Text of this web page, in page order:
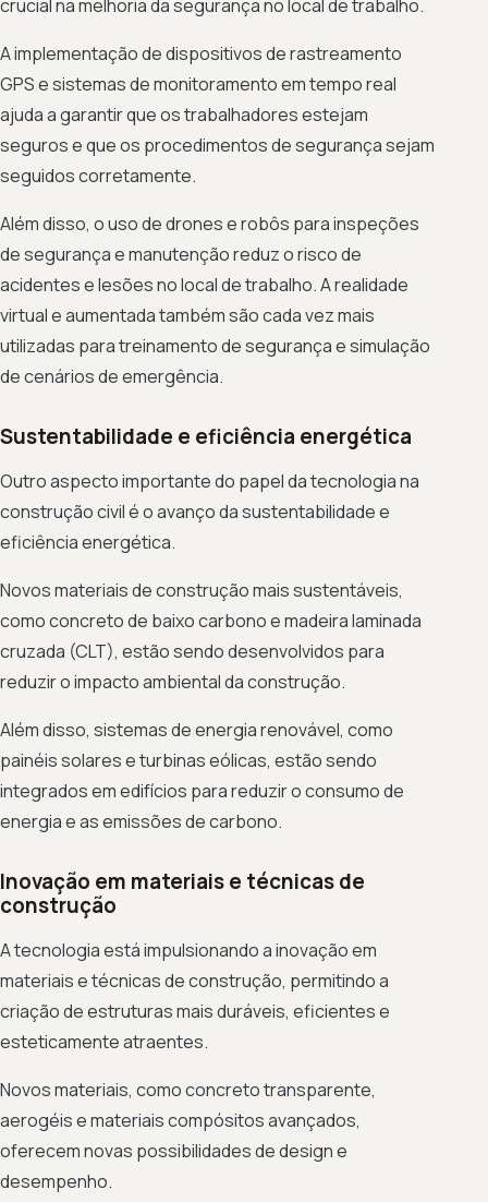
crucial na melhoria da segurança no local de trabalho.
A implementação de dispositivos de rastreamento
GPS e sistemas de monitoramento em tempo real
ajuda a garantir que os trabalhadores estejam
seguros e que os procedimentos de segurança sejam
seguidos corretamente.
Além disso, o uso de drones e robôs para inspeções
de segurança e manutenção reduz o risco de
acidentes e lesões no local de trabalho. A realidade
virtual e aumentada também são cada vez mais
utilizadas para treinamento de segurança e simulação
de cenários de emergência.
Sustentabilidade e eficiência energética
Outro aspecto importante do papel da tecnologia na
construção civil é o avanço da sustentabilidade e
eficiência energética.
Novos materiais de construção mais sustentáveis,
como concreto de baixo carbono e madeira laminada
cruzada (CLT), estão sendo desenvolvidos para
reduzir o impacto ambiental da construção.
Além disso, sistemas de energia renovável, como
painéis solares e turbinas eólicas, estão sendo
integrados em edifícios para reduzir o consumo de
energia e as emissões de carbono.
Inovação em materiais e técnicas de
construção
A tecnologia está impulsionando a inovação em
materiais e técnicas de construção, permitindo a
criação de estruturas mais duráveis, eficientes e
esteticamente atraentes.
Novos materiais, como concreto transparente,
aerogéis e materiais compósitos avançados,
oferecem novas possibilidades de design e
desempenho.